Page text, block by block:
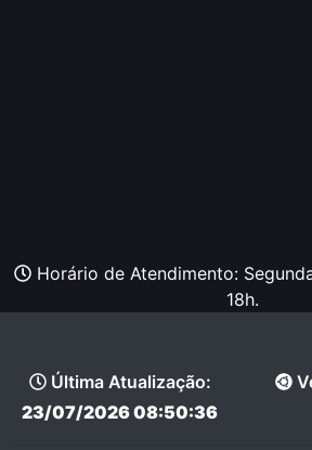
Horário de Atendimento:
18h.
Última Atualização:
23/07/2026 08:50:36